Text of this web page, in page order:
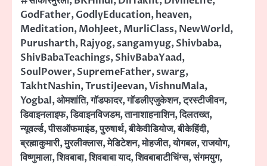
GodFather,GodlyEducation,heaven,
Meditation,MohJeet,MurliClass,NewWorld,
Purusharth,Rajyog,sangamyug,Shivbaba,
ShivBabaTeachings,ShivBabaYaad,
SoulPower,SupremeFather,swarg,
TakhtNashin,TrustiJeevan,VishnuMala,
Yogbal,ओमशांति,गॉडफादर,गॉडलीएजुकेशन,ट्रस्टीजीवन,
डिवाइनलाइफ,डिवाइनविजडम,तानाशाहनाशिन,दिलतख्त,
न्यूवर्ल्ड,पीसऑफमाइंड,पुरुषार्थ,बीकेवीडियोज,बीकेहिंदी,
ब्रह्माकुमारी,मुरलीक्लास,मेडिटेशन,मोहजीत,योगबल,राजयोग,
विष्णुमाला,शिवबाबा,शिवबाबा याद,शिवबाबाटीचिंग्स,संगमयुग,